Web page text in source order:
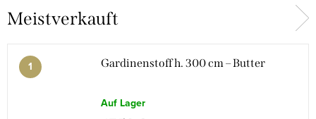
Meistverkauft
Gardinenstoff h. 300 cm – Butter
Auf Lager